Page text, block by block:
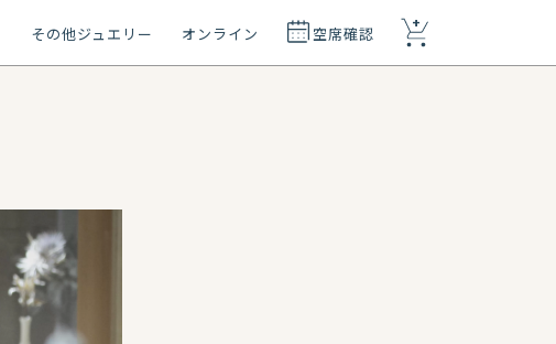
その他ジュエリー オンライン 空席確認
+